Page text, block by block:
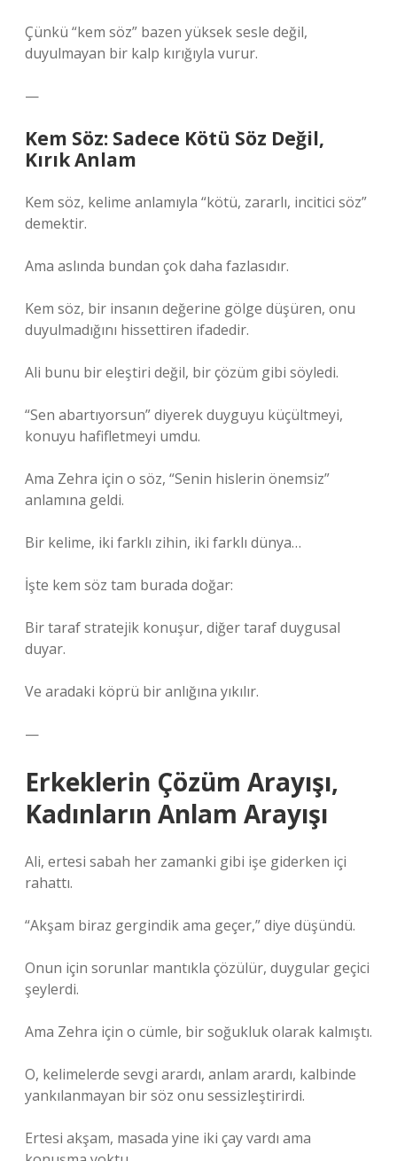
Çünkü “kem söz” bazen yüksek sesle değil,
duyulmayan bir kalp kırığıyla vurur.
—
Kem Söz: Sadece Kötü Söz Değil,
Kırık Anlam
Kem söz, kelime anlamıyla “kötü, zararlı, incitici söz”
demektir.
Ama aslında bundan çok daha fazlasıdır.
Kem söz, bir insanın değerine gölge düşüren, onu
duyulmadığını hissettiren ifadedir.
Ali bunu bir eleştiri değil, bir çözüm gibi söyledi.
“Sen abartıyorsun” diyerek duyguyu küçültmeyi,
konuyu hafifletmeyi umdu.
Ama Zehra için o söz, “Senin hislerin önemsiz”
anlamına geldi.
Bir kelime, iki farklı zihin, iki farklı dünya…
İşte kem söz tam burada doğar:
Bir taraf stratejik konuşur, diğer taraf duygusal
duyar.
Ve aradaki köprü bir anlığına yıkılır.
—
Erkeklerin Çözüm Arayışı,
Kadınların Anlam Arayışı
Ali, ertesi sabah her zamanki gibi işe giderken içi
rahattı.
“Akşam biraz gergindik ama geçer,” diye düşündü.
Onun için sorunlar mantıkla çözülür, duygular geçici
şeylerdi.
Ama Zehra için o cümle, bir soğukluk olarak kalmıştı.
O, kelimelerde sevgi arardı, anlam arardı, kalbinde
yankılanmayan bir söz onu sessizleştirirdi.
Ertesi akşam, masada yine iki çay vardı ama